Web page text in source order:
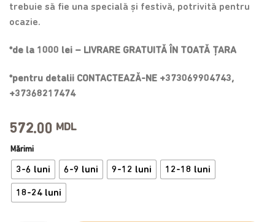
572.00 MDL
trebuie să fie una specială și festivă, potrivită pentru
ocazie.
*de la 1000 lei – LIVRARE GRATUITĂ ÎN TOATĂ ȚARA
*pentru detalii CONTACTEAZĂ-NE +373069904743,
+37368217474
Mărimi
3-6 luni 6-9 luni 9-12 luni 12-18 luni
18-24 luni